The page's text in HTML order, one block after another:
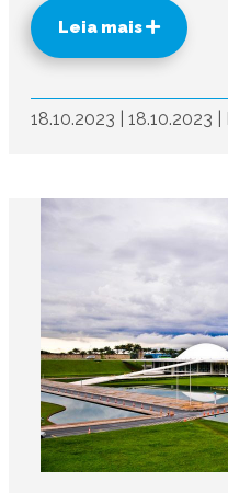
Leia mais
18.10.2023 18.10.2023